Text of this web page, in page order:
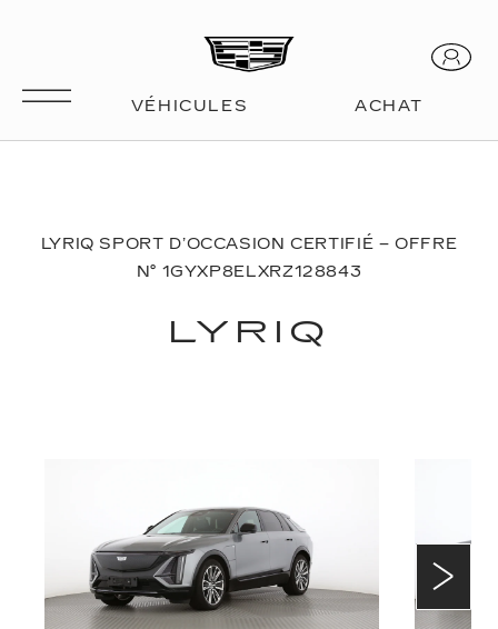
LYRIQ SPORT D’OCCASION CERTIFIÉ – OFFRE
N° 1GYXP8ELXRZ128843
LYRIQ